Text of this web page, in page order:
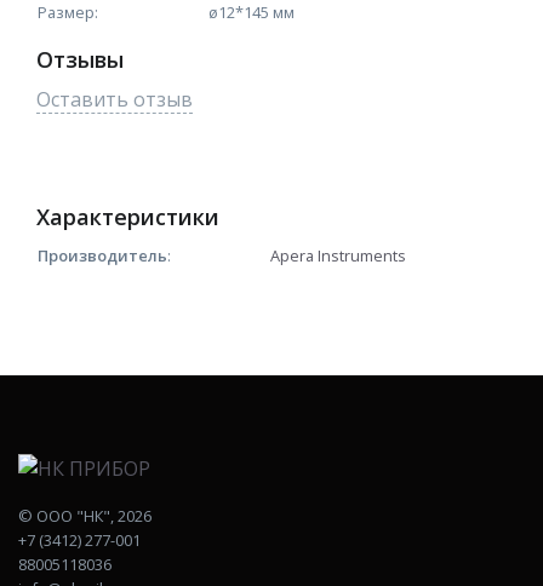
Размер:
ø12*145 мм
Отзывы
Оставить отзыв
Характеристики
Производитель: Apera Instruments
© ООО "НК", 2026
+7 (3412) 277-001
88005118036